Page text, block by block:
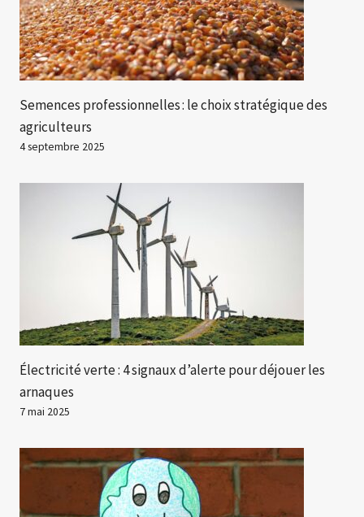
Semences professionnelles : le choix stratégique des
agriculteurs
4 septembre 2025
Électricité verte : 4 signaux d’alerte pour déjouer les
arnaques
7 mai 2025